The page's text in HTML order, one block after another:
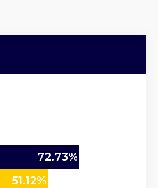
72.73%
51.12%